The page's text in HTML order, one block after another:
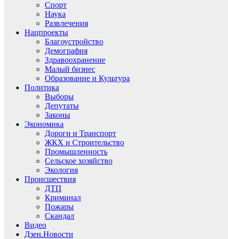
Спорт
Наука
Развлечения
Нацпроекты
Благоустройство
Демография
Здравоохранение
Малый бизнес
Образование и Культура
Политика
Выборы
Депутаты
Законы
Экономика
Дороги и Транспорт
ЖКХ и Строительство
Промышленность
Сельское хозяйство
Экология
Происшествия
ДТП
Криминал
Пожары
Скандал
Видео
Дзен.Новости